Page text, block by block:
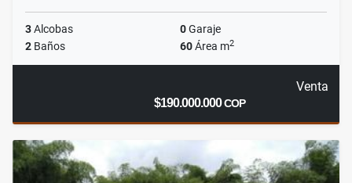
3Alcobas 0Garaje
2 Baños 60Área m2
Venta
$190.000.000COP